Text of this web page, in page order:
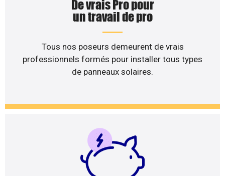
De vrais Pro pour
un travail de pro
Tous nos poseurs demeurent de vrais
professionnels formés pour installer tous types
de panneaux solaires.